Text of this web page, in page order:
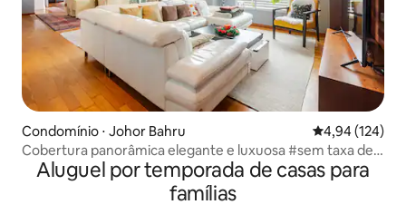
Condomínio ⋅ Johor Bahru 4,94 de uma
4,94 (124)
Cobertura panorâmica elegante e luxuosa #sem taxa de
serviço
Aluguel por temporada de casas para
famílias